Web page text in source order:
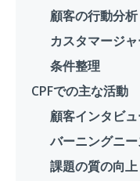
顧客の行動分析
カスタマージ
条件整理
CPFでの主な活動
顧客インタビ
バーニングニ
課題の質の向上